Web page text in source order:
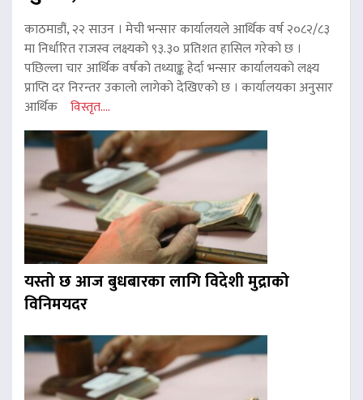
काठमाडौं, २२ साउन । मेची भन्सार कार्यालयले आर्थिक वर्ष २०८२/८३
मा निर्धारित राजस्व लक्ष्यको ९३.३० प्रतिशत हासिल गरेको छ ।
पछिल्ला चार आर्थिक वर्षको तथ्याङ्क हेर्दा भन्सार कार्यालयको लक्ष्य
प्राप्ति दर निरन्तर उकालो लागेको देखिएको छ । कार्यालयका अनुसार
आर्थिक विस्तृत....
यस्तो छ आज बुधबारका लागि विदेशी मुद्राको
विनिमयदर